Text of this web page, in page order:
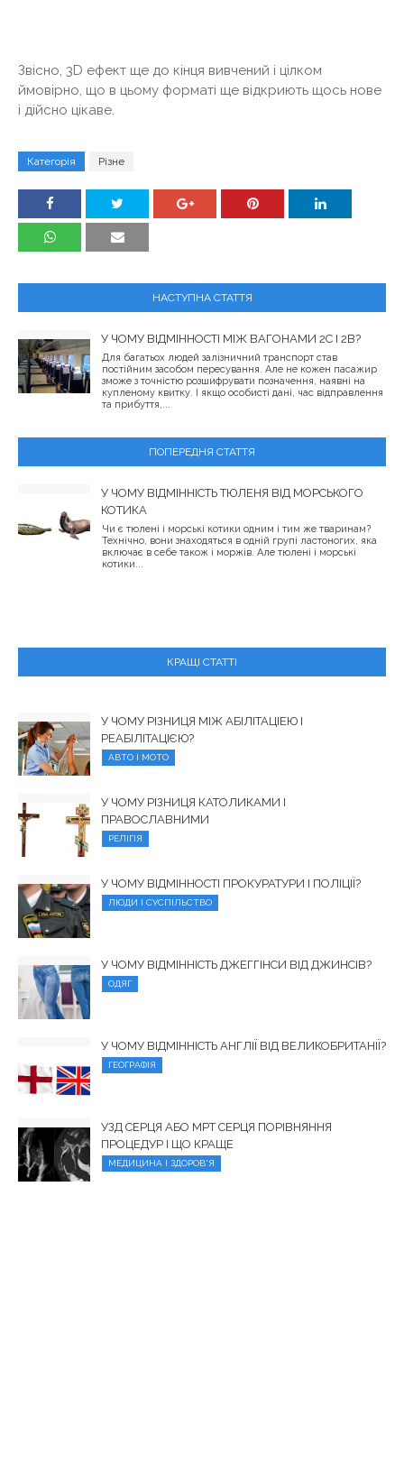
Звісно, ​​3D ефект ще до кінця вивчений і цілком
ймовірно, що в цьому форматі ще відкриють щось нове
і дійсно цікаве.
Категорія Різне
НАСТУПНА СТАТТЯ
У ЧОМУ ВІДМІННОСТІ МІЖ ВАГОНАМИ 2С І 2В?
Для багатьох людей залізничний транспорт став
постійним засобом пересування. Але не кожен пасажир
зможе з точністю розшифрувати позначення, наявні на
купленому квитку. І якщо особисті дані, час відправлення
та прибуття,...
ПОПЕРЕДНЯ СТАТТЯ
У ЧОМУ ВІДМІННІСТЬ ТЮЛЕНЯ ВІД МОРСЬКОГО
КОТИКА
Чи є тюлені і морські котики одним і тим же тваринам?
Технічно, вони знаходяться в одній групі ластоногих, яка
включає в себе також і моржів. Але тюлені і морські
котики...
КРАЩІ СТАТТІ
У ЧОМУ РІЗНИЦЯ МІЖ АБІЛІТАЦІЕЮ І
РЕАБІЛІТАЦІЄЮ?
АВТО І МОТО
У ЧОМУ РІЗНИЦЯ КАТОЛИКАМИ І
ПРАВОСЛАВНИМИ
РЕЛІГІЯ
У ЧОМУ ВІДМІННОСТІ ПРОКУРАТУРИ І ПОЛІЦІЇ?
ЛЮДИ І СУСПІЛЬСТВО
У ЧОМУ ВІДМІННІСТЬ ДЖЕГГІНСИ ВІД ДЖИНСІВ?
ОДЯГ
У ЧОМУ ВІДМІННІСТЬ АНГЛІЇ ВІД ВЕЛИКОБРИТАНІЇ?
ГЕОГРАФІЯ
УЗД СЕРЦЯ АБО МРТ СЕРЦЯ ПОРІВНЯННЯ
ПРОЦЕДУР І ЩО КРАЩЕ
МЕДИЦИНА І ЗДОРОВ'Я